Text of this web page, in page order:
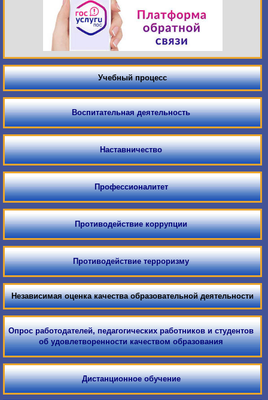
Учебный процесс
Воспитательная деятельность
Наставничество
Профессионалитет
Противодействие коррупции
Противодействие терроризму
Независимая оценка качества образовательной деятельности
Опрос работодателей, педагогических работников и студентов
об удовлетворенности качеством образования
Дистанционное обучение